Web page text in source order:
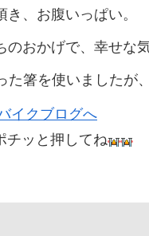
き、お腹いっぱい。
のおかげで、幸せな
た箸を使いましたが
チッと押してね